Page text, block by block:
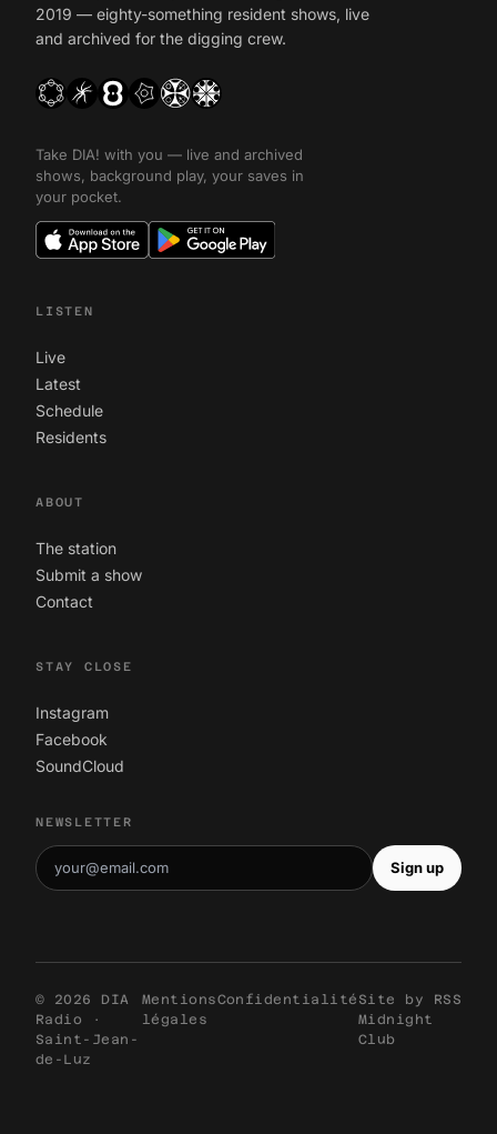
2019 — eighty-something resident shows, live
and archived for the digging crew.
Take DIA! with you — live and archived
shows, background play, your saves in
your pocket.
LISTEN
Live
Latest
Schedule
Residents
ABOUT
The station
Submit a show
Contact
STAY CLOSE
Instagram
Facebook
SoundCloud
NEWSLETTER
Sign up
© 2026 DIA
Radio ·
Saint-Jean-
de-Luz
Mentions
légales
Confidentialité Site by
Midnight
Club
RSS